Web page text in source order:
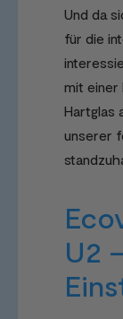
Und da
für die
mit einer
Hartglas
unserer
U2